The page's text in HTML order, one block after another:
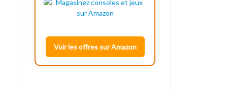
Voir les offres sur Amazon